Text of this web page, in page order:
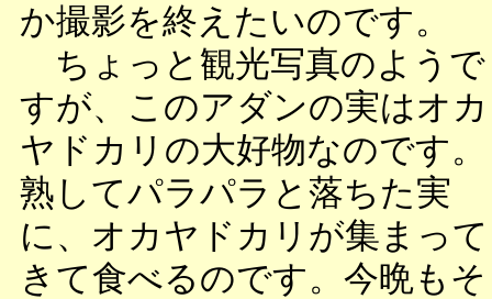
か撮影を終えたいのです。
ちょっと観光写真のようで
すが、このアダンの実はオカ
ヤドカリの大好物なのです。
熟してパラパラと落ちた実
に、オカヤドカリが集まって
きて食べるのです。今晩もそ